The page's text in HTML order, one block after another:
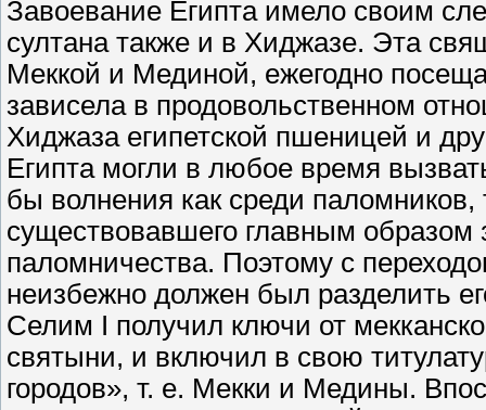
Завоевание Египта имело своим
султана также и в Хиджазе. Эта
Меккой и Мединой, ежегодно
зависела в продовольственном
Хиджаза египетской пшеницей и
Египта могли в любое время
бы волнения как среди паломников,
существовавшего главным образом
паломничества. Поэтому с
неизбежно должен был разделить
Селим I получил ключи от
святыни, и включил в свою
городов», т. е. Мекки и Медины.